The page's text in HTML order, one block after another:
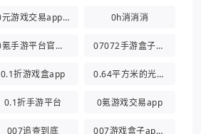
0元游戏交易app(0氪游戏盒) 0h消消消
0氪手游平台官方版 07072手游盒子app
0.1折游戏盒app 0.64平方米的光都与你有关
0.1折手游平台 0氪游戏交易app
007追查到底 007游戏盒子app官方版